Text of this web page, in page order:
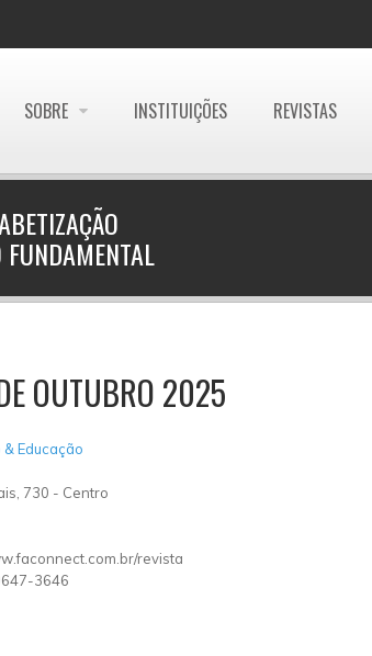
SOBRE INSTITUIÇÕES REVISTAS
OUTUBRO 2025
Educação
730 - Centro
revista
3646